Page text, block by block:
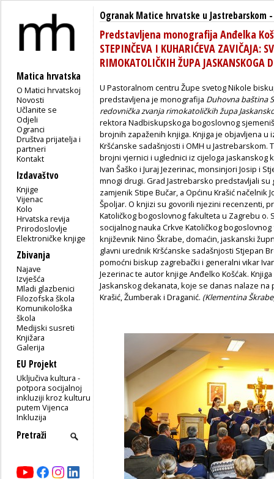
Matica hrvatska
O Matici hrvatskoj
Novosti
Učlanite se
Odjeli
Ogranci
Društva prijatelja i
partneri
Kontakt
Izdavaštvo
Knjige
Vijenac
Kolo
Hrvatska revija
Prirodoslovlje
Elektroničke knjige
Zbivanja
Najave
Izvješća
Mladi glazbenici
Filozofska škola
Komunikološka
škola
Medijski susreti
Knjižara
Galerija
EU Projekt
Uključiva kultura -
potpora socijalnoj
inkluziji kroz kulturu
putem Vijenca
Inkluzija
Ogranak Matice hrvatske u Jastrebarskom
Predstavljena monografija Anđelka
STEPINČEVA I KUHARIĆEVA ZAVIČAJA:
RIMOKATOLIČKIH ŽUPA JASKANSKOGA
U Pastoralnom centru Župe svetog Nikole
predstavljena je monografija Duhovna baština
redovnička zvanja rimokatoličkih župa
rektora Nadbiskupskoga bogoslovnog
brojnih zapaženih knjiga. Knjiga je objavljena
Kršćanske sadašnjosti i OMH u
brojni vjernici i uglednici iz cijeloga jaskanskog
Ivan Šaško i Juraj Jezerinac, monsinjori Josip i
mnogi drugi. Grad Jastrebarsko predstavljali
zamjenik Stipe Bučar, a Općinu Krašić načelnik
Špoljar. O knjizi su govorili njezini recenzenti,
Katoličkog bogoslovnog fakulteta u Zagrebu o.
socijalnog nauka Crkve Katoličkog
književnik Nino Škrabe, domaćin, jaskanski
glavni urednik Kršćanske sadašnjosti Stjepan
pomoćni biskup zagrebački i generalni vikar
Jezerinac te autor knjige Anđelko Košćak.
Jaskanskog dekanata, koje se danas nalaze
Krašić, Žumberak i Draganić. (Klementina